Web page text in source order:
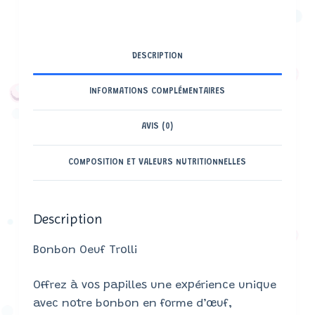
DESCRIPTION
INFORMATIONS COMPLÉMENTAIRES
AVIS (0)
COMPOSITION ET VALEURS NUTRITIONNELLES
Description
Bonbon Oeuf Trolli
Offrez à vos papilles une expérience unique
avec notre bonbon en forme d’œuf,